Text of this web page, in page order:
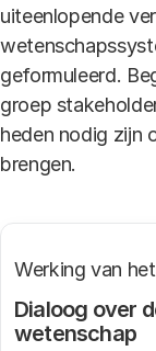
uiteenlopende
geformuleerd.
groep
heden nodig zijn
brengen.
Dialoog over
wetenschap
Werking van